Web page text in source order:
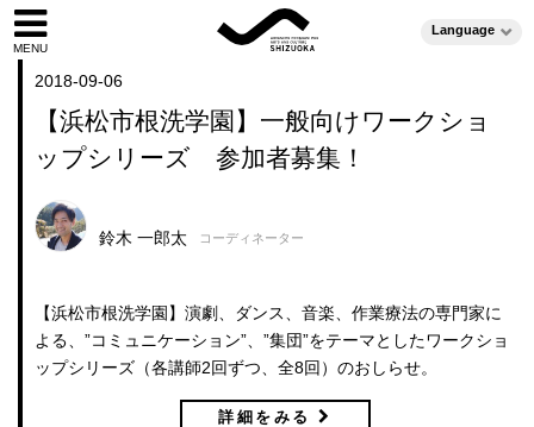
Language
2018-09-06
【浜松市根洗学園】一般向けワークショ
ップシリーズ 参加者募集！
鈴木 一郎太 コーディネーター
【浜松市根洗学園】演劇、ダンス、音楽、作業療法の専門家に
よる、”コミュニケーション”、”集団”をテーマとしたワークショ
ップシリーズ（各講師2回ずつ、全8回）のおしらせ。
詳細をみる